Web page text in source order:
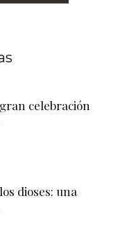
celebración
dioses: una